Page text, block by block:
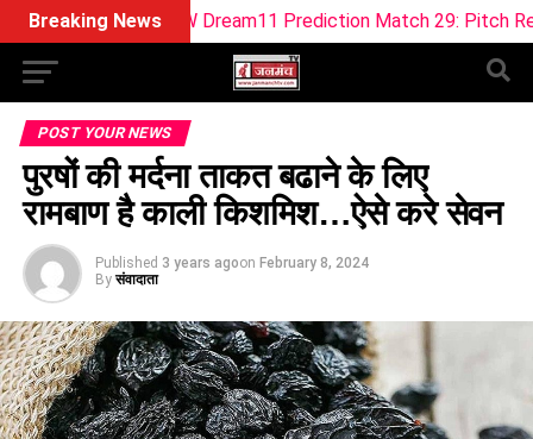
Breaking News
SOB-W Dream11 Prediction Match 29: Pitch Report, Playing
POST YOUR NEWS
पुरषों की मर्दना ताकत बढाने के लिए
रामबाण है काली किशमिश…ऐसे करे सेवन
Published 3 years agoon February 8, 2024
By संवादाता